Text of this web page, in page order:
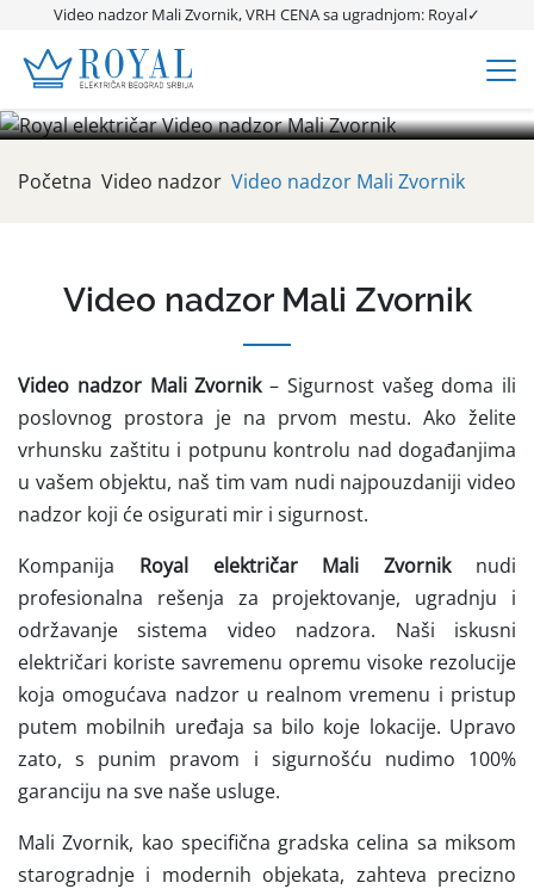
Video nadzor Mali Zvornik, VRH CENA sa ugradnjom: Royal✓
Video nadzor Mali Zvornik
Video nadzor Mali Zvornik, TOP CENA sa ugradnjom✓ Alarmni
sistemi✓ IP kamere✓ Solarna kamera✓ Video nadzor za
Početna Video nadzor Video nadzor Mali Zvornik
Video nadzor Mali Zvornik
Video nadzor Mali Zvornik– Sigurnost vašeg doma ili
poslovnog prostora je na prvom mestu. Ako želite
vrhunsku zaštitu i potpunu kontrolu nad događanjima
u vašem objektu, naš tim vam nudi najpouzdaniji video
nadzor koji će osigurati mir i sigurnost.
Kompanija Royal električar Mali Zvorniknudi
profesionalna rešenja za projektovanje, ugradnju i
održavanje sistema video nadzora. Naši iskusni
električari koriste savremenu opremu visoke rezolucije
koja omogućava nadzor u realnom vremenu i pristup
putem mobilnih uređaja sa bilo koje lokacije. Upravo
zato, s punim pravom i sigurnošću nudimo 100%
garanciju na sve naše usluge.
Mali Zvornik, kao specifična gradska celina sa miksom
starogradnje i modernih objekata, zahteva precizno